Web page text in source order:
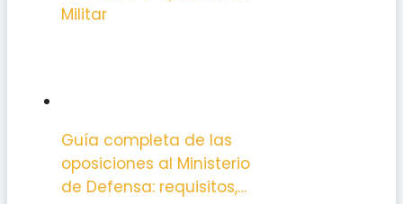
Militar
Guía completa de las
oposiciones al Ministerio
de Defensa: requisitos,…